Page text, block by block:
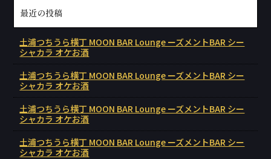
最近の投稿
土浦つちうら横丁 MOON BAR Lounge ーズメントBAR シー
シャカラ オケお酒
土浦つちうら横丁 MOON BAR Lounge ーズメントBAR シー
シャカラ オケお酒
土浦つちうら横丁 MOON BAR Lounge ーズメントBAR シー
シャカラ オケお酒
土浦つちうら横丁 MOON BAR Lounge ーズメントBAR シー
シャカラ オケお酒